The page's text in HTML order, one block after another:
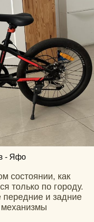
- Яфо
состоянии, как
только по городу.
и задние
механизмы